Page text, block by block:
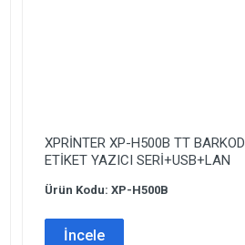
XPRİNTER XP-H500B TT BARKOD
ETİKET YAZICI SERİ+USB+LAN
Ürün Kodu: XP-H500B
İncele